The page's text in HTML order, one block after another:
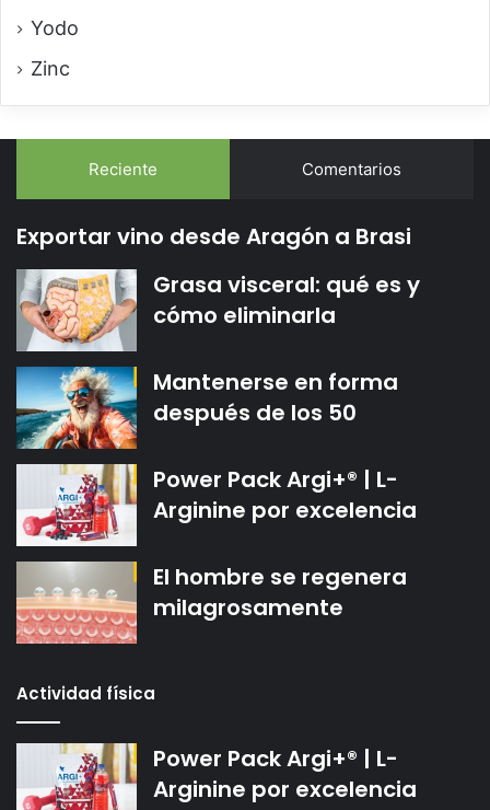
Yodo
Zinc
Reciente Comentarios
Exportar vino desde Aragón a Brasi
Grasa visceral: qué es y
cómo eliminarla
Mantenerse en forma
después de los 50
Power Pack Argi+® | L-
Arginine por excelencia
El hombre se regenera
milagrosamente
Actividad física
Power Pack Argi+® | L-
Arginine por excelencia